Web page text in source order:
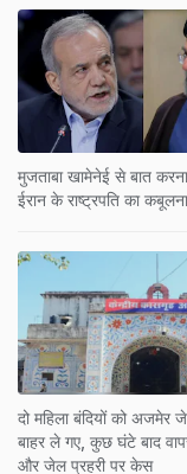
मुजताबा खामेनेई से बात
ईरान के राष्ट्रपति का
दो मह‍िला बंद‍ियों को अजमेर
बाहर ले गए, कुछ घंटे बाद
और जेल प्रहरी पर केस